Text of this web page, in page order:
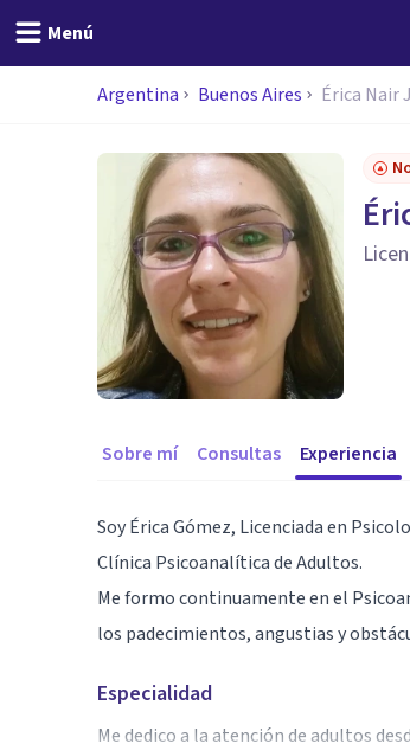
Menú
Argentina Buenos Aires Érica Nair
Sobre mí Consultas Experiencia
Soy Érica Gómez, Licenciada en
Clínica Psicoanalítica de Adultos.
Me formo continuamente en el
los padecimientos, angustias y
Especialidad
Me dedico a la atención de adultos